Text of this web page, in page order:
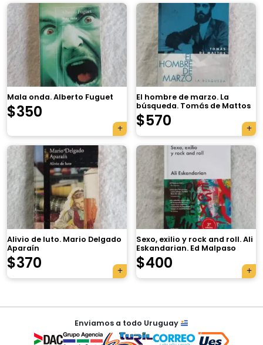
Mala onda. Alberto Fuguet
$350
El hombre de marzo. La
búsqueda. Tomás de Mattos
$570
Alivio de luto. Mario Delgado
Aparaín
$370
Sexo, exilio y rock and roll. Ali
Eskandarian. Ed Malpaso
$400
NavegaciónEnviamos a todo Uruguay
×
Tu carrito está vacío.
automáticamente.